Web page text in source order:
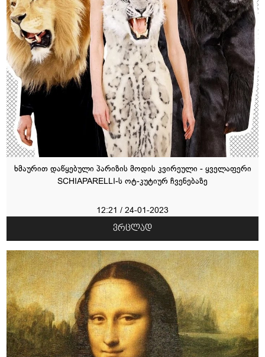
ხმაურით დაწყებული პარიზის მოდის კვირეული - ყველაფერი
SCHIAPARELLI-ს ოტ-კუტიურ ჩვენებაზე
12:21 / 24-01-2023